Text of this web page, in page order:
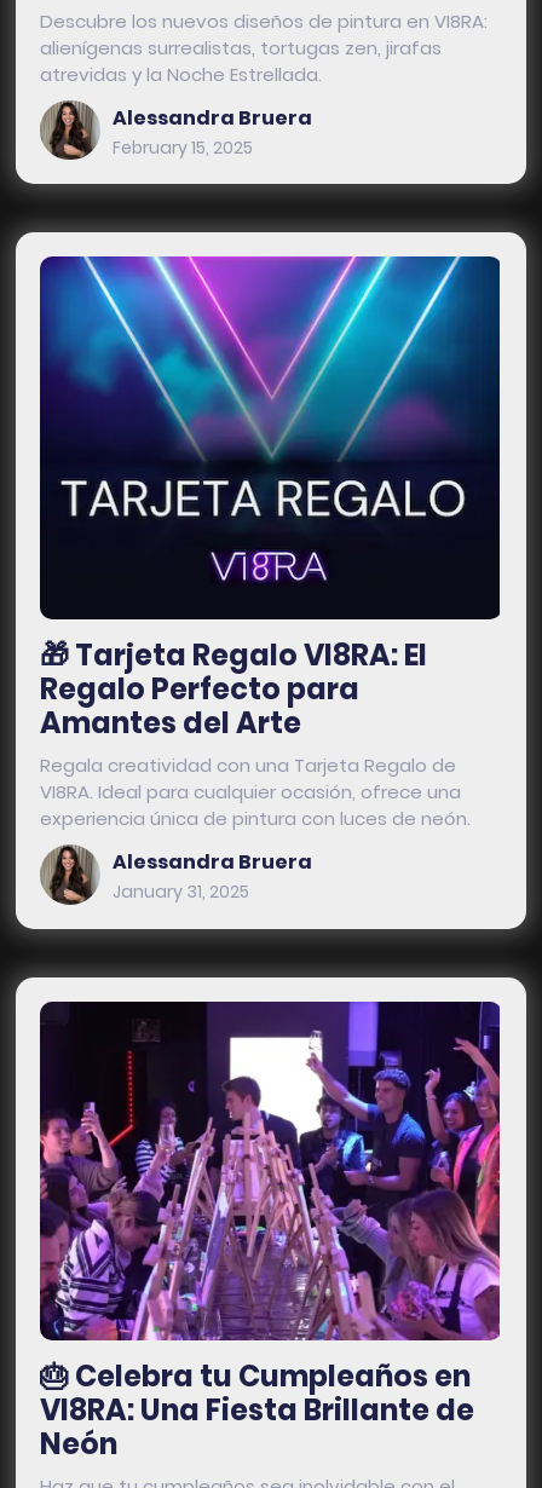
Descubre los nuevos diseños de pintura en VI8RA:
alienígenas surrealistas, tortugas zen, jirafas
atrevidas y la Noche Estrellada.
Alessandra Bruera
February 15, 2025
🎁 Tarjeta Regalo VI8RA: El
Regalo Perfecto para
Amantes del Arte
Regala creatividad con una Tarjeta Regalo de
VI8RA. Ideal para cualquier ocasión, ofrece una
experiencia única de pintura con luces de neón.
Alessandra Bruera
January 31, 2025
🎂 Celebra tu Cumpleaños en
VI8RA: Una Fiesta Brillante de
Neón